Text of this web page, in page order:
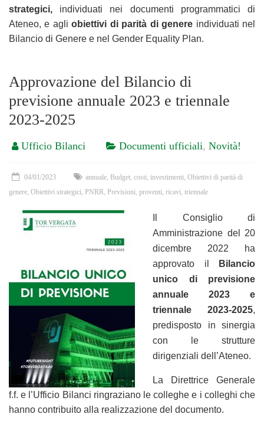
strategici, individuati nei documenti programmatici di
Ateneo, e agliobiettivi di parità di genere individuati nel
Bilancio di Genere e nel Gender Equality Plan.
Approvazione del Bilancio di
previsione annuale 2023 e triennale
2023-2025
Ufficio Bilanci Documenti ufficiali, Novità!
04/01/2023 annuale Budget costi investimenti Obiettivi di parità di
genere Obiettivi strategici PNRR Previsioni proventi ricavi triennale
Il Consiglio di
Amministrazione del 20
dicembre 2022 ha
approvato il
Bilancio
unico di previsione
annuale 2023 e
triennale 2023-2025,
predisposto in sinergia
con le strutture
dirigenziali dell’Ateneo.
La Direttrice Generale
f.f. e l’Ufficio Bilanci ringraziano le colleghe e i colleghi che
hanno contribuito alla realizzazione del documento.